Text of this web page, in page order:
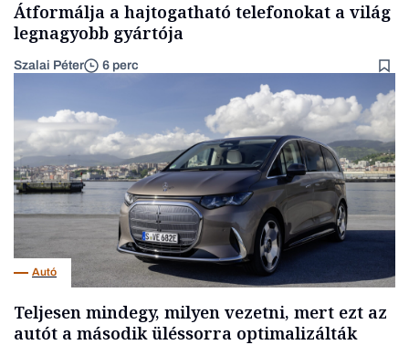
Átformálja a hajtogatható telefonokat a világ
legnagyobb gyártója
Szalai Péter 6 perc
Autó
Teljesen mindegy, milyen vezetni, mert ezt az
autót a második üléssorra optimalizálták